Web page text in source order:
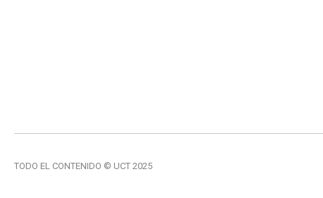
TODO EL CONTENIDO © UCT 2025